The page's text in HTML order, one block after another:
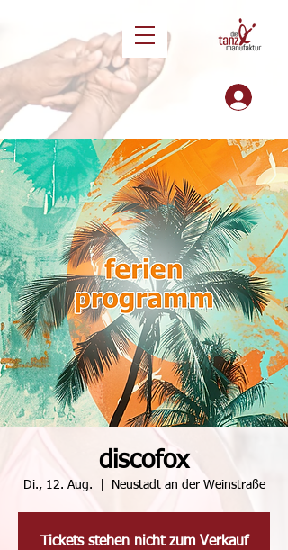
discofox
Di., 12. Aug. Neustadt an der Weinstraße
Tickets stehen nicht zum Verkauf